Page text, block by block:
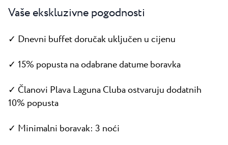
Vaše ekskluzivne pogodnosti
✓ Dnevni buffet doručak uključen u cijenu
✓ 15% popusta na odabrane datume boravka
✓ Članovi Plava Laguna Cluba ostvaruju dodatnih
10% popusta
✓ Minimalni boravak: 3 noći